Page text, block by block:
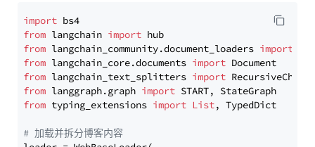
import
from langchain import
from langchain_community.document_loaders import
from langchain_core.documents import
from langchain_text_splitters import
from langgraph.graph import
from typing_extensions import List, TypedDict
# 加载并拆分博客内容